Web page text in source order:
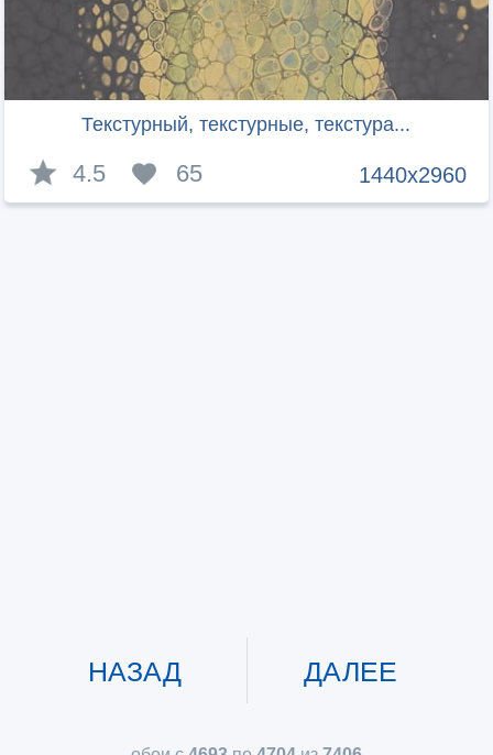
Текстурный, текстурные, текстура...
1440x2960
4.5 65
НАЗАД ДАЛЕЕ